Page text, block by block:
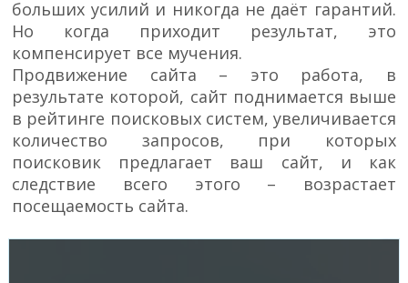
больших усилий и никогда не даёт гарантий.
Но когда приходит результат, это
компенсирует все мучения.
Продвижение сайта – это работа, в
результате которой, сайт поднимается выше
в рейтинге поисковых систем, увеличивается
количество запросов, при которых
поисковик предлагает ваш сайт, и как
следствие всего этого – возрастает
посещаемость сайта.